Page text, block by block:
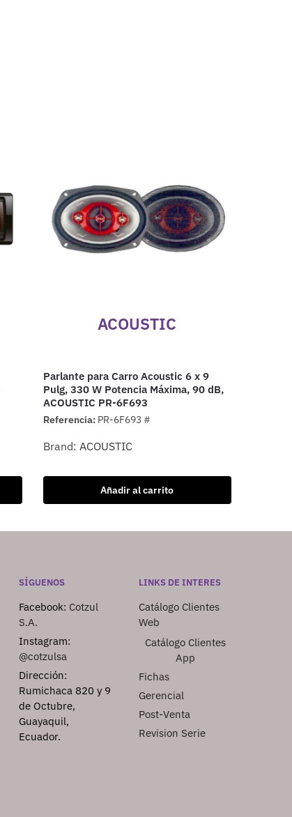
ACOUSTIC
Parlante para Carro Acoustic 6 x 9
Pulg, 330 W Potencia Máxima, 90 dB,
ACOUSTIC PR-6F693
Referencia: PR-6F693 #
Brand: ACOUSTIC
Añadir al carrito
SÍGUENOS
Facebook: Cotzul
S.A.
Instagram:
@cotzulsa
Dirección:
Rumichaca 820 y 9
de Octubre,
Guayaquil,
Ecuador.
LINKS DE INTERES
Catálogo Clientes
Web
Catálogo Clientes
App
Fichas
Gerencial
Post-Venta
Revision Serie